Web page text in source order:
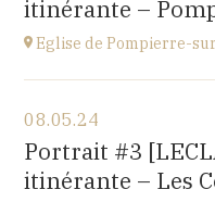
at20H00
itinérante –
Eglise de Pompierre-
Eglise de Pompierre-
3 chemin de l'église
at20H00
08.05.24
Portrait #3
itinérante – Les